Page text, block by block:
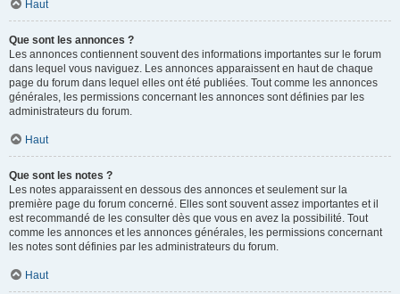
Haut
Que sont les annonces ?
Les annonces contiennent souvent des informations importantes sur le forum
dans lequel vous naviguez. Les annonces apparaissent en haut de chaque
page du forum dans lequel elles ont été publiées. Tout comme les annonces
générales, les permissions concernant les annonces sont définies par les
administrateurs du forum.
Haut
Que sont les notes ?
Les notes apparaissent en dessous des annonces et seulement sur la
première page du forum concerné. Elles sont souvent assez importantes et il
est recommandé de les consulter dès que vous en avez la possibilité. Tout
comme les annonces et les annonces générales, les permissions concernant
les notes sont définies par les administrateurs du forum.
Haut